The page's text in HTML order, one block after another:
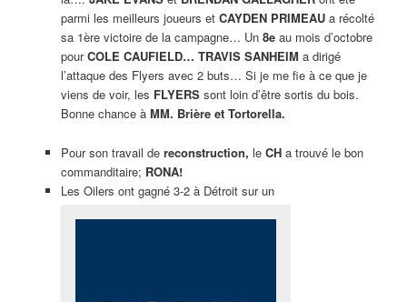
parmi les meilleurs joueurs et CAYDEN PRIMEAUa récolté
sa 1ère victoire de la campagne… Un 8eau mois d’octobre
pourCOLE CAUFIELD… TRAVIS SANHEIM a dirigé
l’attaque des Flyers avec 2 buts… Si je me fie à ce que je
viens de voir, les FLYERSsont loin d’être sortis du bois.
Bonne chance à MM. Brière et Tortorella.
Pour son travail de reconstruction, le CHa trouvé le bon
commanditaire; RONA!
Les Oilers ont gagné 3-2 à Détroit sur un